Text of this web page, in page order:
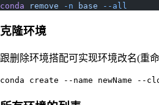
conda remove -n base --all
克隆环境
跟删除环境搭配可实现环境改名(重
conda create --name newName --